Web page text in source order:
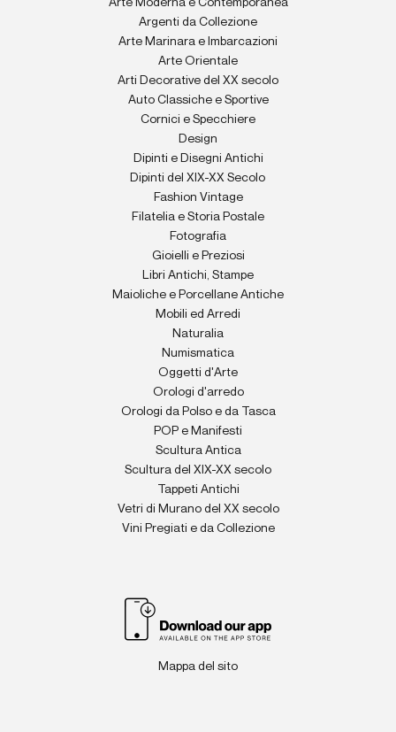
Arte Moderna e Contemporanea
Argenti da Collezione
Arte Marinara e Imbarcazioni
Arte Orientale
Arti Decorative del XX secolo
Auto Classiche e Sportive
Cornici e Specchiere
Design
Dipinti e Disegni Antichi
Dipinti del XIX-XX Secolo
Fashion Vintage
Filatelia e Storia Postale
Fotografia
Gioielli e Preziosi
Libri Antichi, Stampe
Maioliche e Porcellane Antiche
Mobili ed Arredi
Naturalia
Numismatica
Oggetti d'Arte
Orologi d'arredo
Orologi da Polso e da Tasca
POP e Manifesti
Scultura Antica
Scultura del XIX-XX secolo
Tappeti Antichi
Vetri di Murano del XX secolo
Vini Pregiati e da Collezione
Mappa del sito